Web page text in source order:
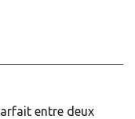
entre deux